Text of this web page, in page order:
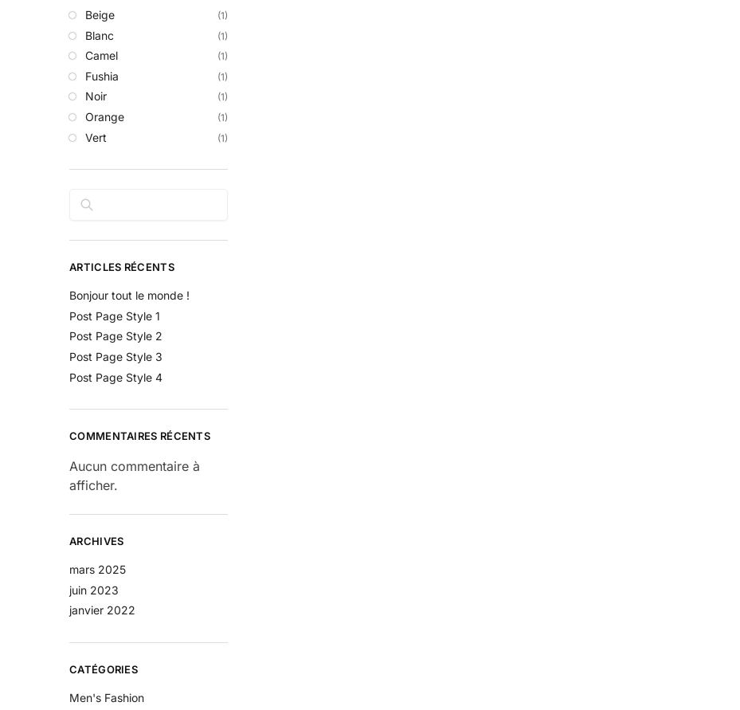
Beige (1)
Blanc (1)
Camel (1)
Fushia (1)
Noir (1)
Orange (1)
Vert (1)
ARTICLES RÉCENTS
Bonjour tout le monde !
Post Page Style 1
Post Page Style 2
Post Page Style 3
Post Page Style 4
COMMENTAIRES RÉCENTS
Aucun commentaire à
afficher.
ARCHIVES
mars 2025
juin 2023
janvier 2022
CATÉGORIES
Men's Fashion